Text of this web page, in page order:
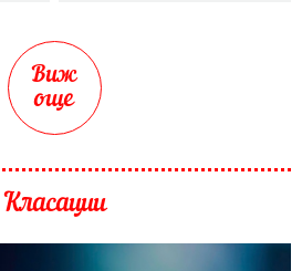
Виж
още
Класации